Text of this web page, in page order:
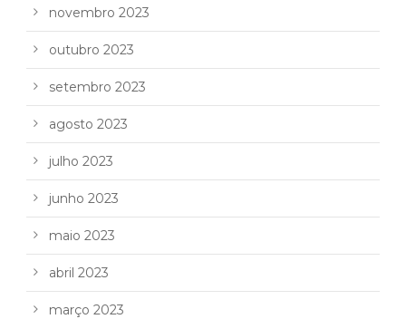
novembro 2023
outubro 2023
setembro 2023
agosto 2023
julho 2023
junho 2023
maio 2023
abril 2023
março 2023